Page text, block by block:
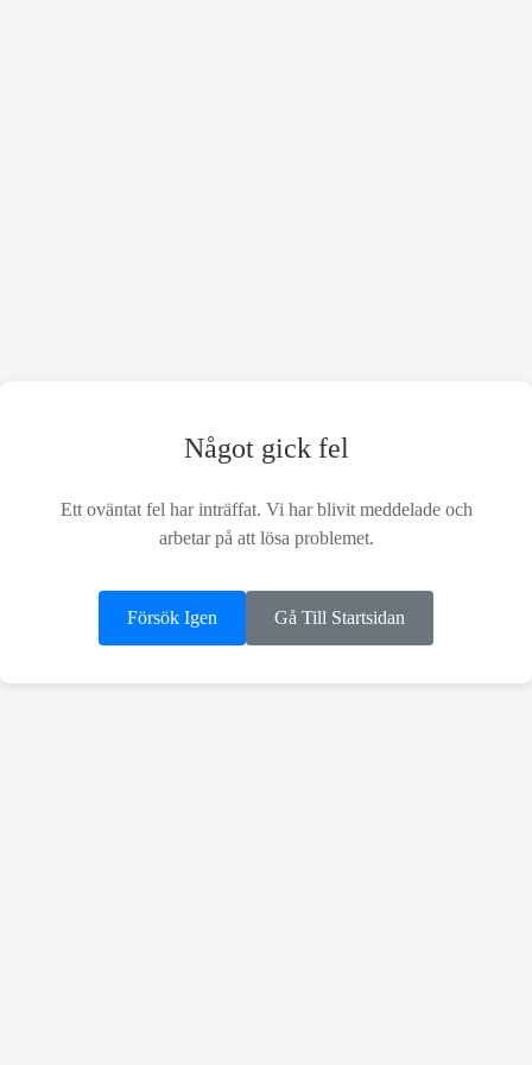
Något gick fel
Ett oväntat fel har inträffat. Vi har blivit meddelade och
arbetar på att lösa problemet.
Försök Igen Gå Till Startsidan